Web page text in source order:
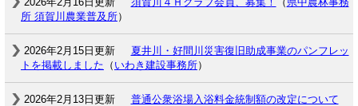
所 須賀川農業普及所）
2026年2月15日更新
夏井川・好間川災害復旧助成事業のパンフレッ
トを掲載しました （ いわき建設事務所）
2026年2月13日更新
普通公衆浴場入浴料金統制額の改定について